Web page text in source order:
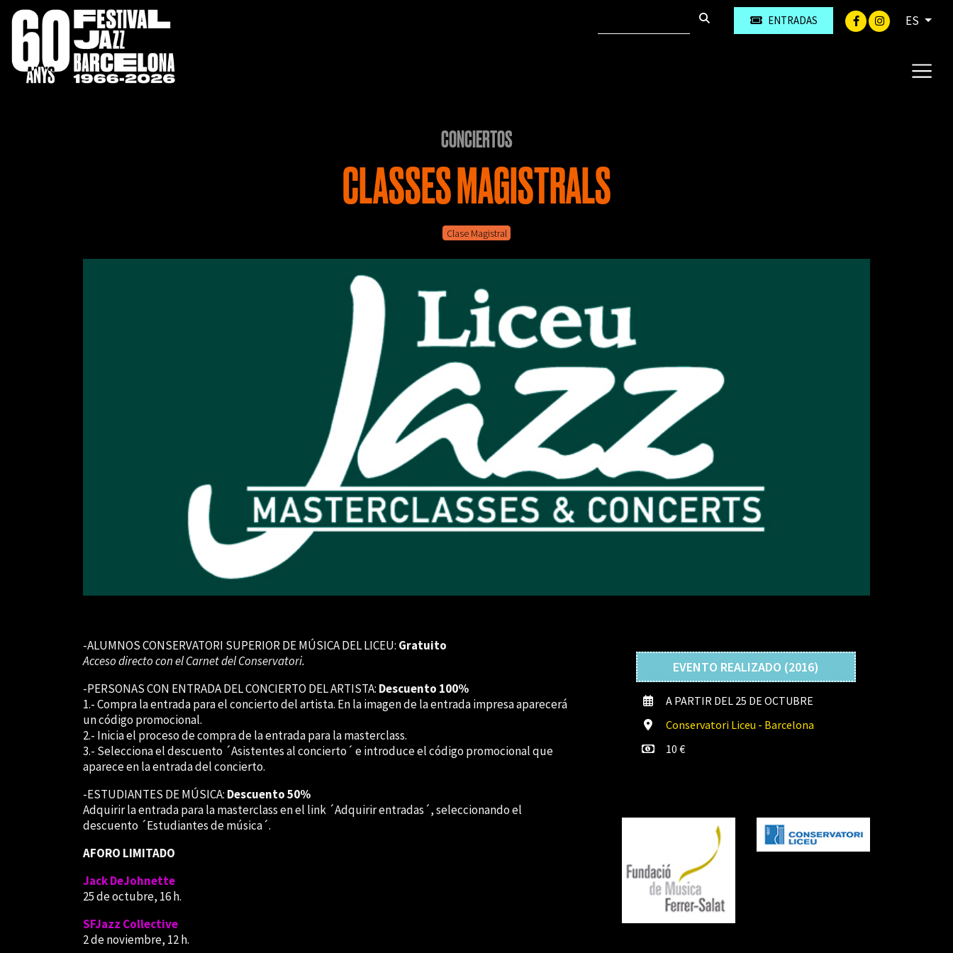
ENTRADAS ES
CONCIERTOS
CLASSES MAGISTRALS
Clase Magistral
EVENTO REALIZADO (2016)
A PARTIR DEL 25 DE OCTUBRE
Conservatori Liceu - Barcelona
10 €
-ALUMNOS CONSERVATORI SUPERIOR DE MÚSICA DEL LICEU: Gratuito
Acceso directo con el Carnet del Conservatori.
-PERSONAS CON ENTRADA DEL CONCIERTO DEL ARTISTA: Descuento 100%
1.- Compra la entrada para el concierto del artista. En la imagen de la entrada impresa aparecerá
un código promocional.
2.- Inicia el proceso de compra de la entrada para la masterclass.
3.- Selecciona el descuento ´Asistentes al concierto´ e introduce el código promocional que
aparece en la entrada del concierto.
-ESTUDIANTES DE MÚSICA: Descuento 50%
Adquirir la entrada para la masterclass en el link ´Adquirir entradas´, seleccionando el
descuento ´Estudiantes de música´.
AFORO LIMITADO
Jack DeJohnette
25 de octubre, 16 h.
SFJazz Collective
2 de noviembre, 12 h.